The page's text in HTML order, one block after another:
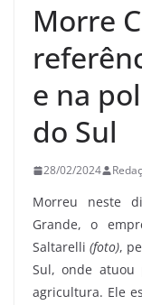
Morre
e na
do Sul
28/02/2024
Morreu neste
Grande, o
Saltarelli(foto),
Sul, onde atuou
agricultura. Ele